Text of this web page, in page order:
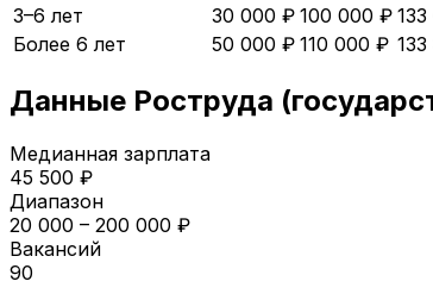
3–6 лет
30 000 ₽ 100 000 ₽
Более 6 лет
50 000 ₽ 110 000 ₽
Данные Роструда
Медианная зарплата
45 500 ₽
Диапазон
20 000 – 200 000 ₽
Вакансий
90